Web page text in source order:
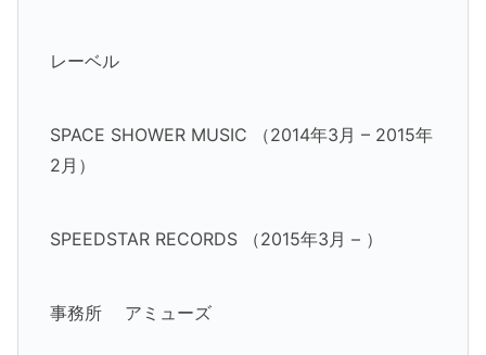
レーベル
SPACE SHOWER MUSIC （2014年3月 – 2015年
2月）
SPEEDSTAR RECORDS （2015年3月 – ）
事務所 アミューズ